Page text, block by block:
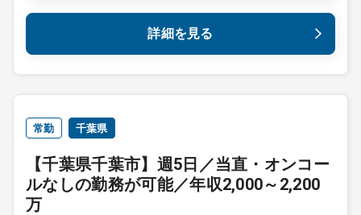
詳細を見る
常勤 千葉県
【千葉県千葉市】週5日／当直・オンコー
ルなしの勤務が可能／年収2,000～2,200
万